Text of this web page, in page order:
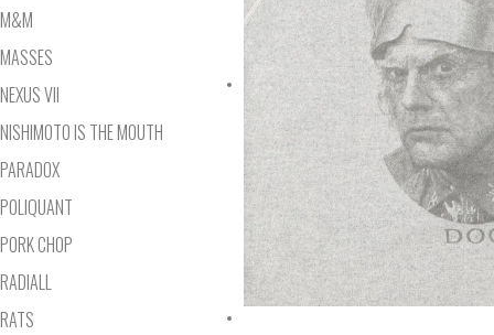
M&M
MASSES
NEXUS VII
NISHIMOTO IS THE MOUTH
PARADOX
POLIQUANT
PORK CHOP
RADIALL
RATS